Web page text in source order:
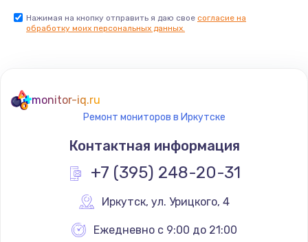
400 руб.
Заказать
Не сопряжается с устройством
900 руб.
Заказать
Помехи и искажение звука
Нажимая на кнопку отправить я даю свое согласие на
обработку моих персональных данных.
monitor-iq.ru
Ремонт мониторов в Иркутске
Контактная информация
+7 (395) 248-20-31
Иркутск, ул. Урицкого, 4
Ежедневно с 9:00 до 21:00